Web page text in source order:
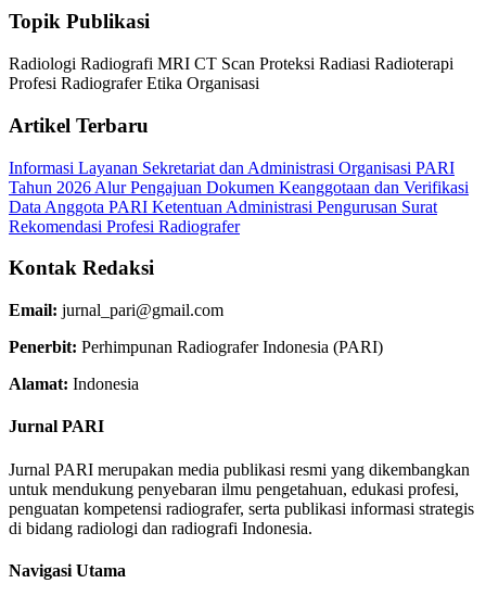
Topik Publikasi
Radiologi Radiografi MRI CT Scan Proteksi Radiasi Radioterapi
Profesi Radiografer Etika Organisasi
Artikel Terbaru
Informasi Layanan Sekretariat dan Administrasi Organisasi PARI
Tahun 2026 Alur Pengajuan Dokumen Keanggotaan dan Verifikasi
Data Anggota PARI Ketentuan Administrasi Pengurusan Surat
Rekomendasi Profesi Radiografer
Kontak Redaksi
Email: jurnal_pari@gmail.com
Penerbit: Perhimpunan Radiografer Indonesia (PARI)
Alamat: Indonesia
Jurnal PARI
Jurnal PARI merupakan media publikasi resmi yang dikembangkan
untuk mendukung penyebaran ilmu pengetahuan, edukasi profesi,
penguatan kompetensi radiografer, serta publikasi informasi strategis
di bidang radiologi dan radiografi Indonesia.
Navigasi Utama